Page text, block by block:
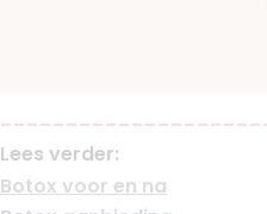
Lees verder:
Botox voor en na